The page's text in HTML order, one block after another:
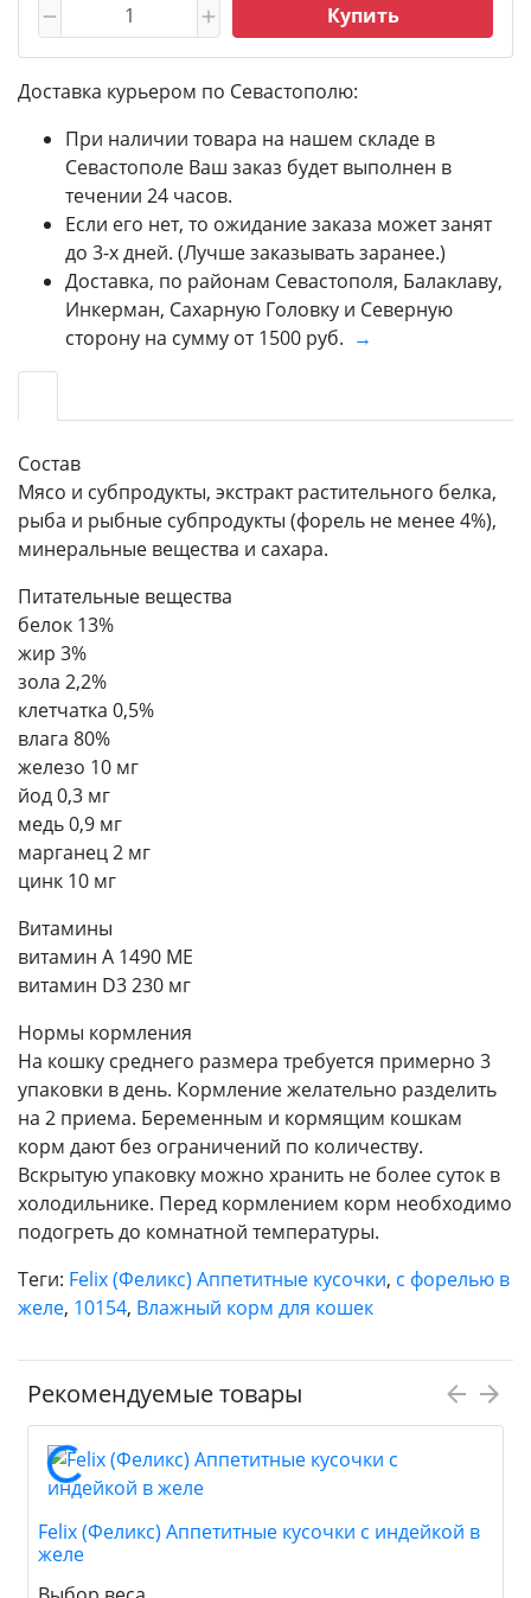
Купить
Доставка курьером по Севастополю:
При наличии товара на нашем складе в
Севастополе Ваш заказ будет выполнен в
течении 24 часов.
Если его нет, то ожидание заказа может занят
до 3-х дней. (Лучше заказывать заранее.)
Доставка, по районам Севастополя, Балаклаву,
Инкерман, Сахарную Головку и Северную
сторону на сумму от 1500 руб. →
Состав
Мясо и субпродукты, экстракт растительного белка,
рыба и рыбные субпродукты (форель не менее 4%),
минеральные вещества и сахара.
Питательные вещества
белок 13%
жир 3%
зола 2,2%
клетчатка 0,5%
влага 80%
железо 10 мг
йод 0,3 мг
медь 0,9 мг
марганец 2 мг
цинк 10 мг
Витамины
витамин А 1490 МЕ
витамин D3 230 мг
Нормы кормления
На кошку среднего размера требуется примерно 3
упаковки в день. Кормление желательно разделить
на 2 приема. Беременным и кормящим кошкам
корм дают без ограничений по количеству.
Вскрытую упаковку можно хранить не более суток в
холодильнике. Перед кормлением корм необходимо
подогреть до комнатной температуры.
Теги: Felix (Феликс) Аппетитные кусочки, с форелью в
желе, 10154, Влажный корм для кошек
Рекомендуемые товары
Felix (Феликс) Аппетитные кусочки с индейкой в
желе